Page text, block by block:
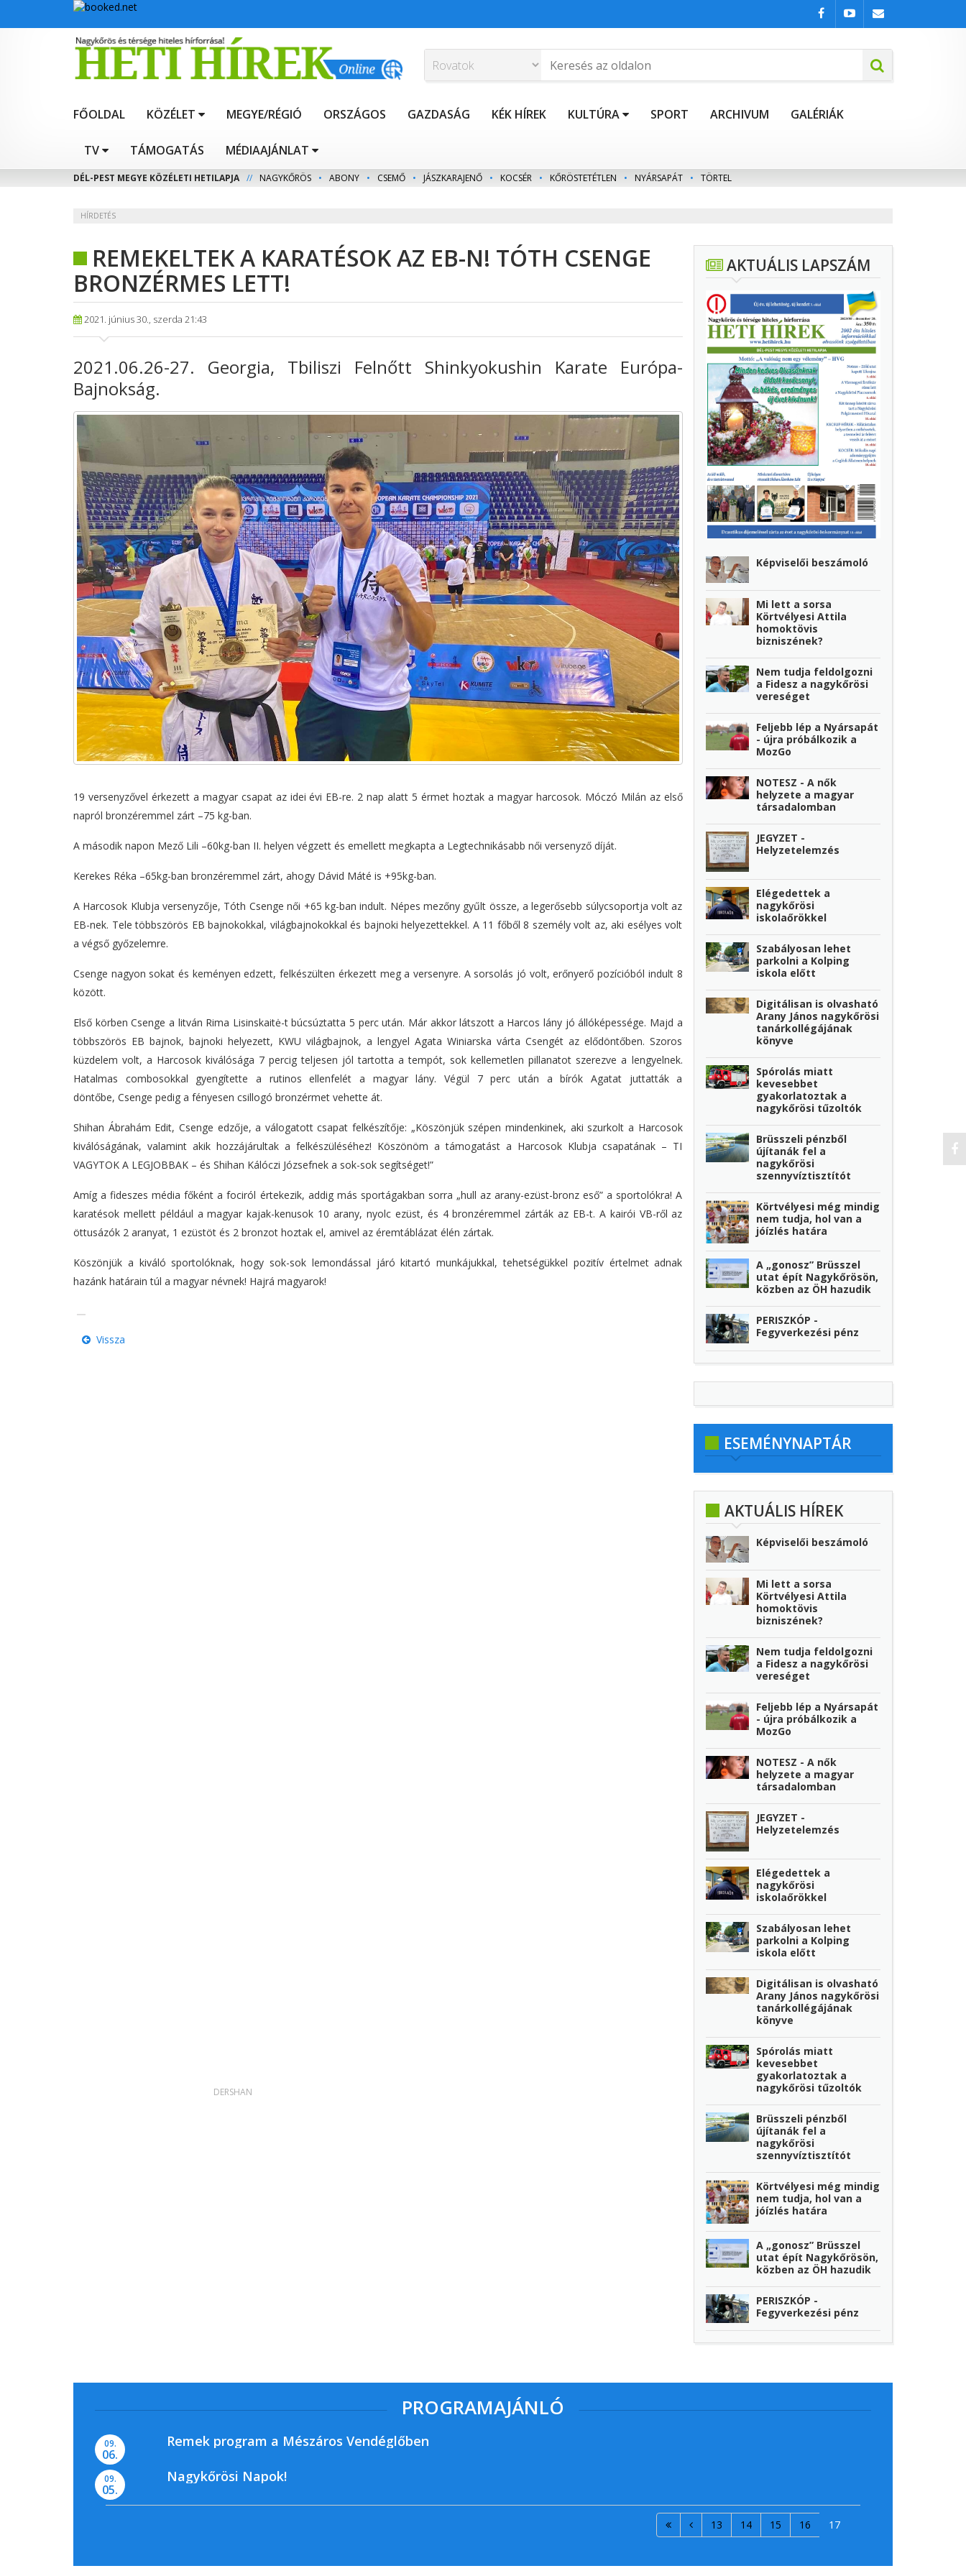
FŐOLDAL KÖZÉLET MEGYE/RÉGIÓ ORSZÁGOS GAZDASÁG KÉK HÍREK KULTÚRA SPORT ARCHIVUM GALÉRIÁK
TV TÁMOGATÁS MÉDIAAJÁNLAT
DÉL-PEST MEGYE KÖZÉLETI HETILAPJA // NAGYKŐRÖS • ABONY • CSEMŐ • JÁSZKARAJENŐ • KOCSÉR • KŐRÖSTETÉTLEN • NYÁRSAPÁT • TÖRTEL
HÍRDETÉS
REMEKELTEK A KARATÉSOK AZ EB-N! TÓTH CSENGE
BRONZÉRMES LETT!
2021. június 30., szerda 21:43
2021.06.26-27. Georgia, Tbiliszi Felnőtt Shinkyokushin Karate Európa-
Bajnokság.
19 versenyzővel érkezett a magyar csapat az idei évi EB-re. 2 nap alatt 5 érmet hoztak a magyar harcosok. Móczó Milán az első
napról bronzéremmel zárt –75 kg-ban.
A második napon Mező Lili –60kg-ban II. helyen végzett és emellett megkapta a Legtechnikásabb női versenyző díját.
Kerekes Réka –65kg-ban bronzéremmel zárt, ahogy Dávid Máté is +95kg-ban.
A Harcosok Klubja versenyzője, Tóth Csenge női +65 kg-ban indult. Népes mezőny gyűlt össze, a legerősebb súlycsoportja volt az
EB-nek. Tele többszörös EB bajnokokkal, világbajnokokkal és bajnoki helyezettekkel. A 11 főből 8 személy volt az, aki esélyes volt
a végső győzelemre.
Csenge nagyon sokat és keményen edzett, felkészülten érkezett meg a versenyre. A sorsolás jó volt, erőnyerő pozícióból indult 8
között.
Első körben Csenge a litván Rima Lisinskaitė-t búcsúztatta 5 perc után. Már akkor látszott a Harcos lány jó állóképessége. Majd a
többszörös EB bajnok, bajnoki helyezett, KWU világbajnok, a lengyel Agata Winiarska várta Csengét az elődöntőben. Szoros
küzdelem volt, a Harcosok kiválósága 7 percig teljesen jól tartotta a tempót, sok kellemetlen pillanatot szerezve a lengyelnek.
Hatalmas combosokkal gyengítette a rutinos ellenfelét a magyar lány. Végül 7 perc után a bírók Agatat juttatták a
döntőbe, Csenge pedig a fényesen csillogó bronzérmet vehette át.
Shihan Ábrahám Edit, Csenge edzője, a válogatott csapat felkészítője: „Köszönjük szépen mindenkinek, aki szurkolt a Harcosok
kiválóságának, valamint akik hozzájárultak a felkészüléséhez! Köszönöm a támogatást a Harcosok Klubja csapatának – TI
VAGYTOK A LEGJOBBAK – és Shihan Kálóczi Józsefnek a sok-sok segítséget!”
Amíg a fideszes média főként a fociról értekezik, addig más sportágakban sorra „hull az arany-ezüst-bronz eső” a sportolókra! A
karatésok mellett például a magyar kajak-kenusok 10 arany, nyolc ezüst, és 4 bronzéremmel zárták az EB-t. A kairói VB-ről az
öttusázók 2 aranyat, 1 ezüstöt és 2 bronzot hoztak el, amivel az éremtáblázat élén zártak.
Köszönjük a kiváló sportolóknak, hogy sok-sok lemondással járó kitartó munkájukkal, tehetségükkel pozitív értelmet adnak
hazánk határain túl a magyar névnek! Hajrá magyarok!
Vissza
AKTUÁLIS LAPSZÁM
Képviselői beszámoló
Mi lett a sorsa
Körtvélyesi Attila
homoktövis
bizniszének?
Nem tudja feldolgozni
a Fidesz a nagykőrösi
vereséget
Feljebb lép a Nyársapát
- újra próbálkozik a
MozGo
NOTESZ - A nők
helyzete a magyar
társadalomban
JEGYZET -
Helyzetelemzés
Elégedettek a
nagykőrösi
iskolaőrökkel
Szabályosan lehet
parkolni a Kolping
iskola előtt
Digitálisan is olvasható
Arany János nagykőrösi
tanárkollégájának
könyve
Spórolás miatt
kevesebbet
gyakorlatoztak a
nagykőrösi tűzoltók
Brüsszeli pénzből
újítanák fel a
nagykőrösi
szennyvíztisztítót
Körtvélyesi még mindig
nem tudja, hol van a
jóízlés határa
A „gonosz” Brüsszel
utat épít Nagykőrösön,
közben az ÖH hazudik
PERISZKÓP -
Fegyverkezési pénz
ESEMÉNYNAPTÁR
AKTUÁLIS HÍREK
Képviselői beszámoló
Mi lett a sorsa
Körtvélyesi Attila
homoktövis
bizniszének?
Nem tudja feldolgozni
a Fidesz a nagykőrösi
vereséget
Feljebb lép a Nyársapát
- újra próbálkozik a
MozGo
NOTESZ - A nők
helyzete a magyar
társadalomban
JEGYZET -
Helyzetelemzés
Elégedettek a
nagykőrösi
iskolaőrökkel
Szabályosan lehet
parkolni a Kolping
iskola előtt
Digitálisan is olvasható
Arany János nagykőrösi
tanárkollégájának
könyve
Spórolás miatt
kevesebbet
gyakorlatoztak a
nagykőrösi tűzoltók
Brüsszeli pénzből
újítanák fel a
nagykőrösi
szennyvíztisztítót
Körtvélyesi még mindig
nem tudja, hol van a
jóízlés határa
A „gonosz” Brüsszel
utat épít Nagykőrösön,
közben az ÖH hazudik
PERISZKÓP -
Fegyverkezési pénz
PROGRAMAJÁNLÓ
09.
06.
Remek program a Mészáros Vendéglőben
09.
05.
Nagykőrösi Napok!
13 14 15 16 17
DERSHAN